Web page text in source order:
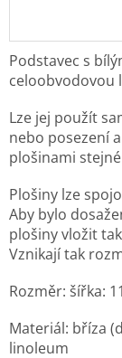
Podstavec s
celoobvodovou
Lze jej použít
nebo posezení
plošinami
Plošiny lze
Aby bylo
plošiny vložit
Vznikají tak
Rozměr: šířka:
Materiál: bříza
linoleum